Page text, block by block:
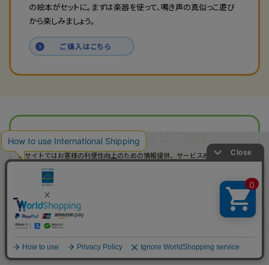
の絵本がセットに。まずは楽器を使って、鳴き声の真似っこ遊び
から楽しみましょう。
ご購入はこちら
ボーネルンドのベビー遊具
「安心・安全への取り組み」
ボーネルンドのベビー遊具は
当サイトではお客様の利便性向上のための情報提供、サービス改善のための分
当サイトの閲覧を継続された場合、Cookieの使用にご同意いただいたものとみ
なします。
詳細については